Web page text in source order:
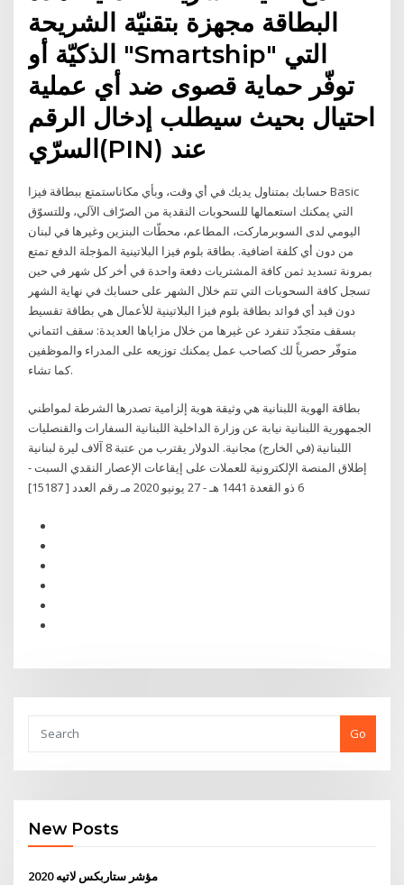
البطاقة مجهزة بتقنيّة الشريحة
الذكيّة أو "Smartship" التي
توفّر حماية قصوى ضد أي عملية
احتيال بحيث سيطلب إدخال الرقم
السرّي(PIN) عند
حسابك بمتناول يديك في أي وقت، وبأي مكاناستمتع ببطاقة فيزا Basic
التي يمكنك استعمالها للسحوبات النقدية من الصرّاف الآلي، وللتسوّق
اليومي لدى السوبرماركت، المطاعم، محطّات البنزين وغيرها في لبنان
من دون أي كلفة اضافية. بطاقة بلوم فيزا البلاتينية المؤجلة الدفع تمتع
بمرونة تسديد ثمن كافة المشتريات دفعة واحدة في أخر كل شهر في حين
تسجل كافة السحوبات التي تتم خلال الشهر على حسابك في نهاية الشهر
دون قيد أي فوائد بطاقة بلوم فيزا البلاتينية للأعمال هي بطاقة تقسيط
بسقف متجدّد تنفرد عن غيرها من خلال مزاياها العديدة: سقف ائتماني
متوفّر حصرياً لك كصاحب عمل يمكنك توزيعه على المدراء والموظفين
كما تشاء.
بطاقة الهوية اللبنانية هي وثيقة هوية إلزامية تصدرها الشرطة لمواطني
الجمهورية اللبنانية نيابة عن وزارة الداخلية اللبنانية السفارات والقنصليات
اللبنانية (في الخارج) مجانية. الدولار يقترب من عتبة 8 آلاف ليرة لبنانية
إطلاق المنصة الإلكترونية للعملات على إيقاعات الإعصار النقدي السبت -
6 ذو القعدة 1441 هـ - 27 يونيو 2020 مـ رقم العدد [ 15187]
Go
New Posts
مؤشر ستاربكس لاتيه 2020